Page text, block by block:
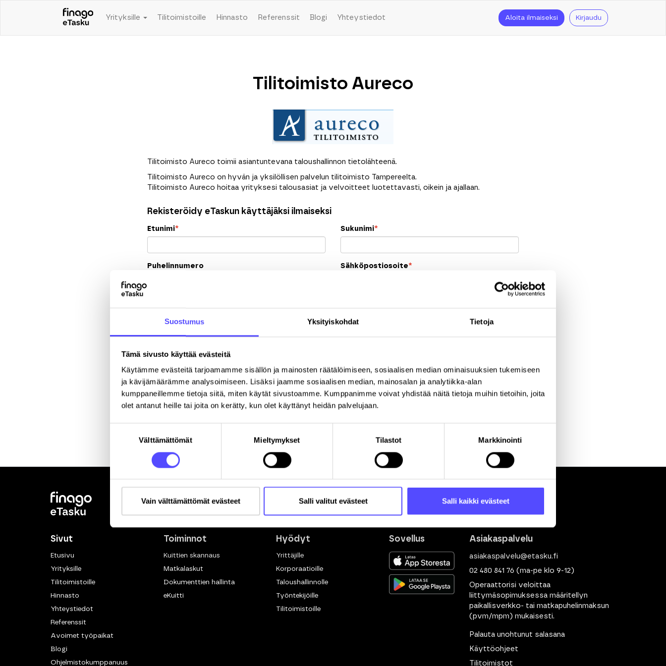
Suostumus Yksityiskohdat Tietoja
Tämä sivusto käyttää evästeitä
Käytämme evästeitä tarjoamamme sisällön ja mainosten räätälöimiseen, sosiaalisen median ominaisuuksien tukemiseen
ja kävijämäärämme analysoimiseen. Lisäksi jaamme sosiaalisen median, mainosalan ja analytiikka-alan
kumppaneillemme tietoja siitä, miten käytät sivustoamme. Kumppanimme voivat yhdistää näitä tietoja muihin tietoihin, joita
olet antanut heille tai joita on kerätty, kun olet käyttänyt heidän palvelujaan.
Välttämättömät Mieltymykset Tilastot Markkinointi
Vain välttämättömät evästeet Salli valitut evästeet Salli kaikki evästeet
Yrityksille Tilitoimistoille Hinnasto Referenssit Blogi Yhteystiedot Aloita ilmaiseksi Kirjaudu
Tilitoimisto Aureco
Tilitoimisto Aureco toimii asiantuntevana taloushallinnon tietolähteenä.
Tilitoimisto Aureco on hyvän ja yksilöllisen palvelun tilitoimisto Tampereelta.
Tilitoimisto Aureco hoitaa yrityksesi talousasiat ja velvoitteet luotettavasti, oikein ja ajallaan.
Rekisteröidy eTaskun käyttäjäksi ilmaiseksi
Etunimi* Sukunimi*
Puhelinnumero Sähköpostiosoite*
Rekisteröitymällä hyväksyt palvelunkäyttöehdot.
Sivut
Etusivu
Yrityksille
Tilitoimistoille
Hinnasto
Yhteystiedot
Referenssit
Avoimet työpaikat
Blogi
Ohjelmistokumppanuus
Toiminnot
Kuittien skannaus
Matkalaskut
Dokumenttien hallinta
eKuitti
Hyödyt
Yrittäjille
Korporaatioille
Taloushallinnolle
Työntekijöille
Tilitoimistoille
Sovellus Asiakaspalvelu
asiakaspalvelu@etasku.fi
02 480 841 76 (ma-pe klo 9-12)
Operaattorisi veloittaa
liittymäsopimuksessa määritellyn
paikallisverkko- tai matkapuhelinmaksun
(pvm/mpm) mukaisesti.
Palauta unohtunut salasana
Käyttöohjeet
Tilitoimistot